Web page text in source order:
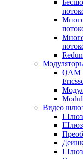
QAM
Видео
Шлюз
Шлюз
Шлюз